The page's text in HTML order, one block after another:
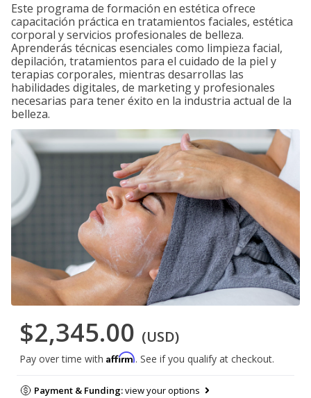
Este programa de formación en estética ofrece
capacitación práctica en tratamientos faciales, estética
corporal y servicios profesionales de belleza.
Aprenderás técnicas esenciales como limpieza facial,
depilación, tratamientos para el cuidado de la piel y
terapias corporales, mientras desarrollas las
habilidades digitales, de marketing y profesionales
necesarias para tener éxito en la industria actual de la
belleza.
$2,345.00 (USD)
Pay over time with Affirm. See if you qualify at checkout.
Payment & Funding:view your options